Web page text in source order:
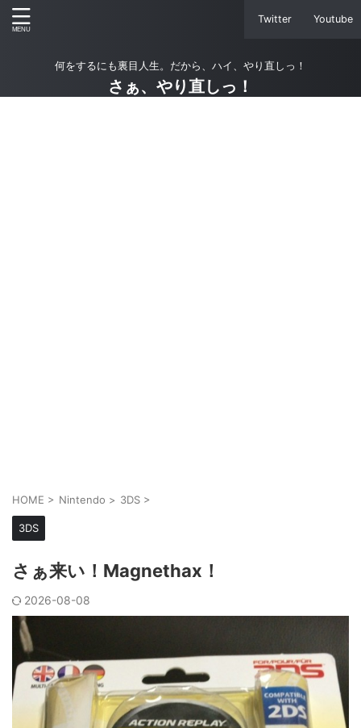
Twitter Youtube
何をするにも裏目人生。だから、ハイ、やり直しっ！
さぁ、やり直しっ！
HOME > Nintendo > 3DS >
3DS
さぁ来い！Magnethax！
2026-08-08